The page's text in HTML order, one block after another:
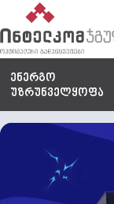
ენერგო
უზრუნველყოფა